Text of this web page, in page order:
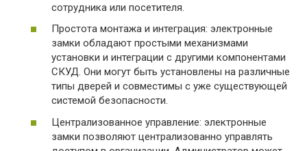
сотрудника или посетителя.
Простота монтажа и интеграция: электронные
замки обладают простыми механизмами
установки и интеграции с другими компонентами
СКУД. Они могут быть установлены на различные
типы дверей и совместимы с уже существующей
системой безопасности.
Централизованное управление: электронные
замки позволяют централизованно управлять